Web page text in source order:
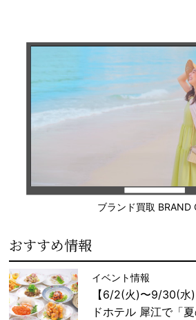
ブランド買取 BRAND
おすすめ情報
イベント情報
【6/2(火)〜9/30(水
ドホテル 犀江で「